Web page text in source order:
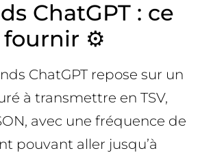
ChatGPT : ce
fournir ⚙️
ChatGPT repose sur un
à transmettre en TSV,
avec une fréquence de
pouvant aller jusqu’à